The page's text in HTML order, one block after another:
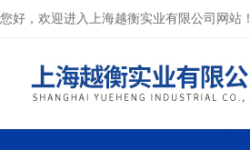
您好，欢迎进入上海越衡实业有限公司网站！